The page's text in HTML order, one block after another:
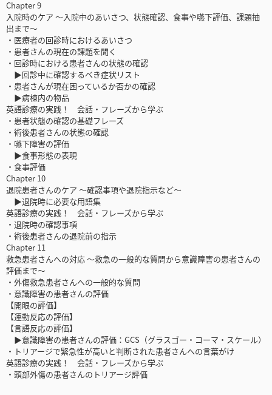
Chapter 9
入院時のケア ～入院中のあいさつ、状態確認、食事や嚥下評価、課題抽
出まで～
・医療者の回診時におけるあいさつ
・患者さんの現在の課題を聞く
・回診時における患者さんの状態の確認
▶回診中に確認するべき症状リスト
・患者さんが現在困っているか否かの確認
▶病棟内の物品
英語診療の実践！ 会話・フレーズから学ぶ
・患者状態の確認の基礎フレーズ
・術後患者さんの状態の確認
・嚥下障害の評価
▶食事形態の表現
・食事評価
Chapter 10
退院患者さんのケア ～確認事項や退院指示など～
▶退院時に必要な用語集
英語診療の実践！ 会話・フレーズから学ぶ
・退院時の確認事項
・術後患者さんの退院前の指示
Chapter 11
救急患者さんへの対応 ～救急の一般的な質問から意識障害の患者さんの
評価まで～
・外傷救急患者さんへの一般的な質問
・意識障害の患者さんの評価
【開眼の評価】
【運動反応の評価】
【言語反応の評価】
▶意識障害の患者さんの評価：GCS（グラスゴー・コーマ・スケール）
・トリアージで緊急性が高いと判断された患者さんへの言葉がけ
英語診療の実践！ 会話・フレーズから学ぶ
・頭部外傷の患者さんのトリアージ評価